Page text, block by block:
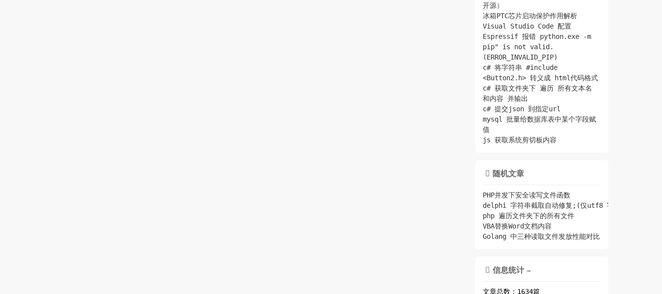
开源）
冰箱PTC芯片启动保护作用解析
Visual Studio Code 配置
Espressif 报错 python.exe -m
pip" is not valid.
(ERROR_INVALID_PIP)
c# 将字符串 #include
<Button2.h> 转义成 html代码格式
c# 获取文件夹下 遍历 所有文本名
和内容 并输出
c# 提交json 到指定url
mysql 批量给数据库表中某个字段赋
值
js 获取系统剪切板内容
 随机文章
PHP并发下安全读写文件函数
delphi 字符串截取自动修复;(仅utf8 字符串); 去除前
php 遍历文件夹下的所有文件
VBA替换Word文档内容
Golang 中三种读取文件发放性能对比
 信息统计 ~
文章总数：1634篇